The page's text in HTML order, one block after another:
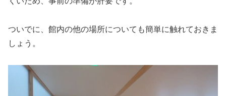
ついでに、館内の他の場所についても簡単に触れておきま
しょう。